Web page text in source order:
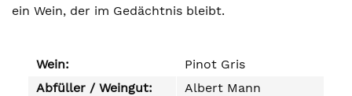
ein Wein, der im Gedächtnis bleibt.
Wein:
Pinot Gris
Abfüller / Weingut:
Albert Mann